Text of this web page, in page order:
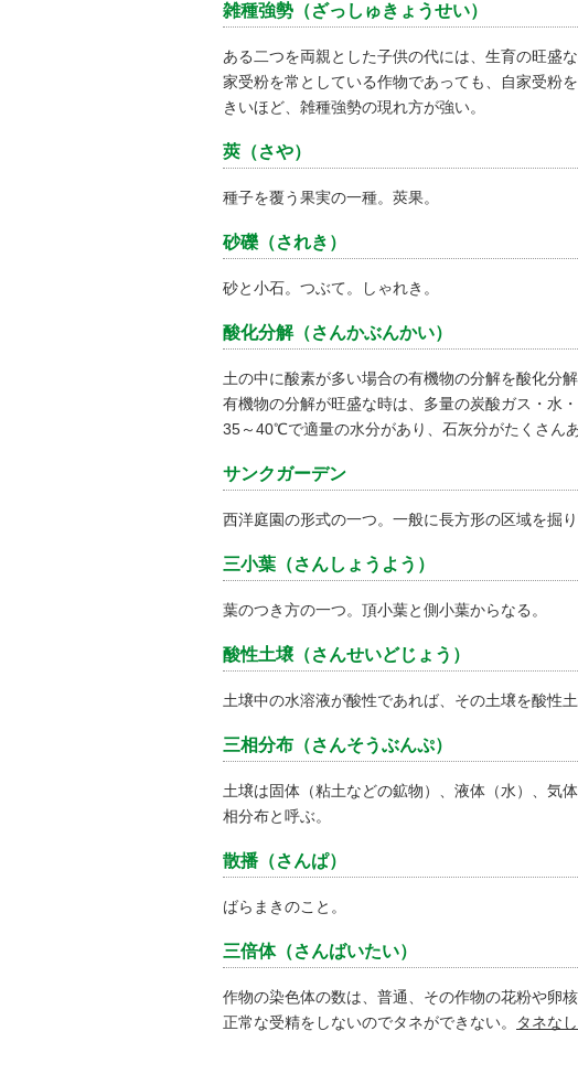
雑種強勢（ざっしゅきょうせい）
ある二つを両親とした子供の代には、生育の旺盛
家受粉を常としている作物であっても、自家受粉
きいほど、雑種強勢の現れ方が強い。
莢（さや）
種子を覆う果実の一種。莢果。
砂礫（されき）
砂と小石。つぶて。しゃれき。
酸化分解（さんかぶんかい）
土の中に酸素が多い場合の有機物の分解を酸化分
有機物の分解が旺盛な時は、多量の炭酸ガス・水
35～40℃で適量の水分があり、石灰分がたくさん
サンクガーデン
西洋庭園の形式の一つ。一般に長方形の区域を掘
三小葉（さんしょうよう）
葉のつき方の一つ。頂小葉と側小葉からなる。
酸性土壌（さんせいどじょう）
土壌中の水溶液が酸性であれば、その土壌を酸性
三相分布（さんそうぶんぷ）
土壌は固体（粘土などの鉱物）、液体（水）、気
相分布と呼ぶ。
散播（さんぱ）
ばらまきのこと。
三倍体（さんばいたい）
作物の染色体の数は、普通、その作物の花粉や卵
正常な受精をしないのでタネができない。
タネな